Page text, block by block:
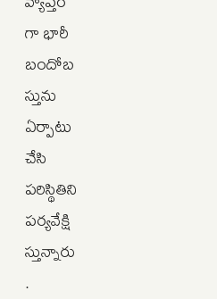
గా భారీ
బందోబ
స్తును
ఏర్పాటు
చేసి
పరిస్థితిని
పర్యవేక్షి
స్తున్నారు
.